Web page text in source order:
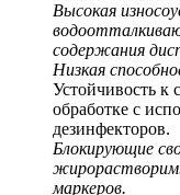
Высокая
содержания
Низкая
Устойчивость к
обработке с
дезинфекторов.
Блокирующие
маркеров.